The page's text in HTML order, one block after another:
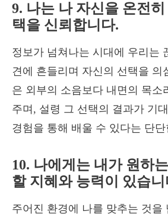
9. 나는 나 자신을 온전
택을 신뢰합니다.
정보가 넘쳐나는 시대에 우리는
견에 흔들리며 자신의 선택을 의
은 외부의 소음보다 내면의 목소
주며, 설령 그 선택의 결과가 기
경험을 통해 배울 수 있다는 단
10. 나에게는 내가 원하
할 지혜와 능력이 있습니
주어진 환경에 나를 맞추는 것을